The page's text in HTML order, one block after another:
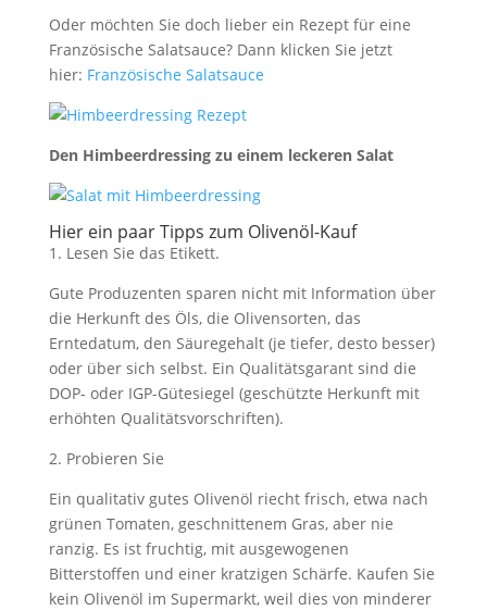
Oder möchten Sie doch lieber ein Rezept für eine
Französische Salatsauce? Dann klicken Sie jetzt
hier: Französische Salatsauce
Den Himbeerdressing zu einem leckeren Salat
Hier ein paar Tipps zum Olivenöl-Kauf
1. Lesen Sie das Etikett.
Gute Produzenten sparen nicht mit Information über
die Herkunft des Öls, die Olivensorten, das
Erntedatum, den Säuregehalt (je tiefer, desto besser)
oder über sich selbst. Ein Qualitätsgarant sind die
DOP- oder IGP-Gütesiegel (geschützte Herkunft mit
erhöhten Qualitätsvorschriften).
2. Probieren Sie
Ein qualitativ gutes Olivenöl riecht frisch, etwa nach
grünen Tomaten, geschnittenem Gras, aber nie
ranzig. Es ist fruchtig, mit ausgewogenen
Bitterstoffen und einer kratzigen Schärfe. Kaufen Sie
kein Olivenöl im Supermarkt, weil dies von minderer